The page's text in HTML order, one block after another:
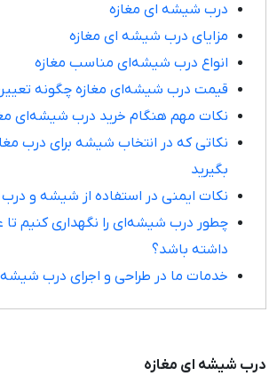
درب شیشه ای مغازه
مزایای درب شیشه‌ ای مغازه
انواع درب شیشه‌ای مناسب مغازه
قیمت درب شیشه‌ای مغازه چگونه
نکات مهم هنگام خرید درب شیشه‌ای
نکاتی که در انتخاب شیشه برای درب
بگیرید
نکات ایمنی در استفاده از شیشه و درب
چطور درب شیشه‌ای را نگهداری کنیم تا
داشته باشد؟
خدمات ما در طراحی و اجرای درب
درب شیشه ای مغازه